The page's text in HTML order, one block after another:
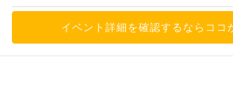
イベント詳細を確認するならココ